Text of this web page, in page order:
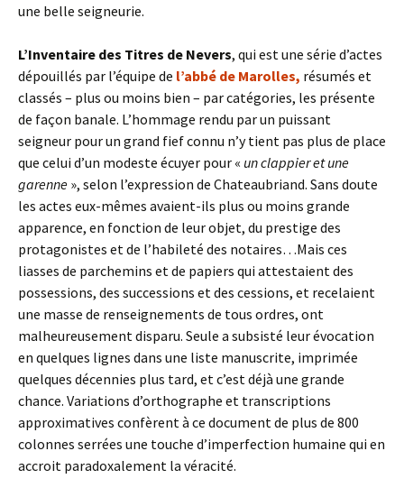
une belle seigneurie.
L’Inventaire des Titres de Nevers, qui est une série d’actes
dépouillés par l’équipe de l’abbé de Marolles, résumés et
classés – plus ou moins bien – par catégories, les présente
de façon banale. L’hommage rendu par un puissant
seigneur pour un grand fief connu n’y tient pas plus de place
que celui d’un modeste écuyer pour « un clappier et une
garenne », selon l’expression de Chateaubriand. Sans doute
les actes eux-mêmes avaient-ils plus ou moins grande
apparence, en fonction de leur objet, du prestige des
protagonistes et de l’habileté des notaires…Mais ces
liasses de parchemins et de papiers qui attestaient des
possessions, des successions et des cessions, et recelaient
une masse de renseignements de tous ordres, ont
malheureusement disparu. Seule a subsisté leur évocation
en quelques lignes dans une liste manuscrite, imprimée
quelques décennies plus tard, et c’est déjà une grande
chance. Variations d’orthographe et transcriptions
approximatives confèrent à ce document de plus de 800
colonnes serrées une touche d’imperfection humaine qui en
accroit paradoxalement la véracité.